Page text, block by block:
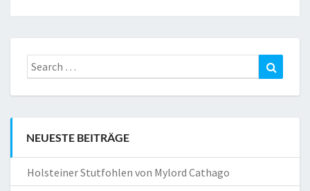
Search
for:
NEUESTE BEITRÄGE
Holsteiner Stutfohlen von Mylord Cathago